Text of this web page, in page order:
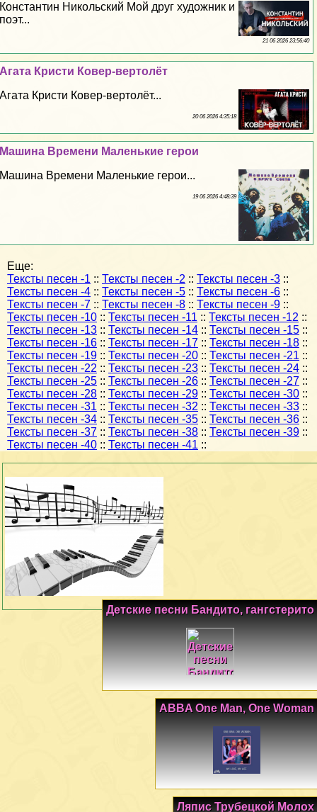
Константин Никольский Мой друг художник и
поэт...
21 06 2026 23:56:40
Агата Кристи Ковер-вертолёт
Агата Кристи Ковер-вертолёт...
20 06 2026 4:35:18
Машина Времени Маленькие герои
Машина Времени Маленькие герои...
19 06 2026 4:48:39
Еще:
Тексты песен -1 :: Тексты песен -2 :: Тексты песен -3 ::
Тексты песен -4 :: Тексты песен -5 :: Тексты песен -6 ::
Тексты песен -7 :: Тексты песен -8 :: Тексты песен -9 ::
Тексты песен -10 :: Тексты песен -11 :: Тексты песен -12 ::
Тексты песен -13 :: Тексты песен -14 :: Тексты песен -15 ::
Тексты песен -16 :: Тексты песен -17 :: Тексты песен -18 ::
Тексты песен -19 :: Тексты песен -20 :: Тексты песен -21 ::
Тексты песен -22 :: Тексты песен -23 :: Тексты песен -24 ::
Тексты песен -25 :: Тексты песен -26 :: Тексты песен -27 ::
Тексты песен -28 :: Тексты песен -29 :: Тексты песен -30 ::
Тексты песен -31 :: Тексты песен -32 :: Тексты песен -33 ::
Тексты песен -34 :: Тексты песен -35 :: Тексты песен -36 ::
Тексты песен -37 :: Тексты песен -38 :: Тексты песен -39 ::
Тексты песен -40 :: Тексты песен -41 ::
Детские песни Бандито, гангстерито
ABBA One Man, One Woman
Ляпис Трубецкой Молох